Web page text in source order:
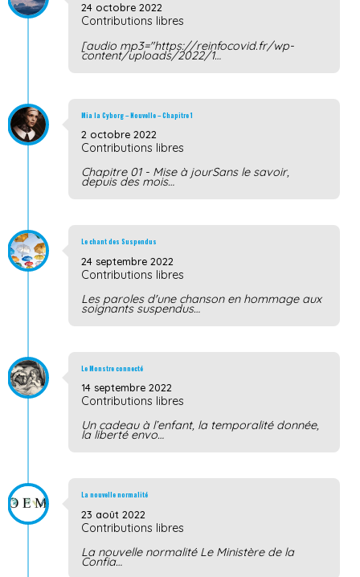
24 octobre 2022
Contributions libres
[audio mp3="https://reinfocovid.fr/wp-
content/uploads/2022/1…
Mia la Cyborg – Nouvelle – Chapitre 1
2 octobre 2022
Contributions libres
Chapitre 01 - Mise à jourSans le savoir,
depuis des mois…
Le chant des Suspendus
24 septembre 2022
Contributions libres
Les paroles d'une chanson en hommage aux
soignants suspendus…
Le Monstre connecté
14 septembre 2022
Contributions libres
Un cadeau à l’enfant, la temporalité donnée,
la liberté envo…
La nouvelle normalité
23 août 2022
Contributions libres
La nouvelle normalité Le Ministère de la
Confia…